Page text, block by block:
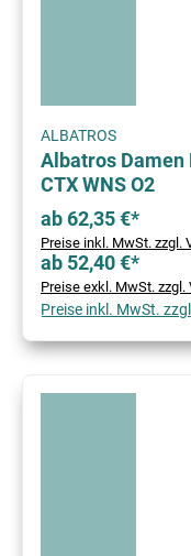
ALBATROS
Albatros Damen
CTX WNS O2
ab 62,35 €*
Preise inkl. MwSt. zzgl.
ab 52,40 €*
Preise exkl. MwSt.
Preise inkl. MwSt.